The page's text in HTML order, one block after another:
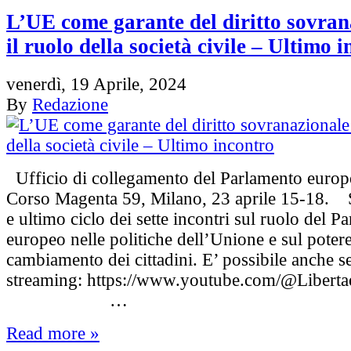
L’UE come garante del diritto
il ruolo della società civile – Ultimo
venerdì, 19 Aprile, 2024
By Redazione
Ufficio di collegamento del Parlamento
Corso Magenta 59, Milano, 23 aprile 15-18.
e ultimo ciclo dei sette incontri sul ruolo del
europeo nelle politiche dell’Unione e sul
cambiamento dei cittadini. E’ possibile anche
streaming: https://www.youtube.com/
…
Read more »